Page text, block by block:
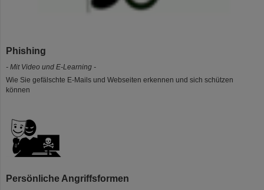
Phishing
- Mit Video und E-Learning -
Wie Sie gefälschte E-Mails und Webseiten erkennen und sich schützen
können
Persönliche Angriffsformen